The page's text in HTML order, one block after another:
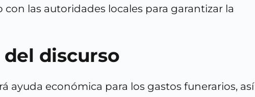
las autoridades locales para garantizar la
discurso
ayuda económica para los gastos funerarios, así